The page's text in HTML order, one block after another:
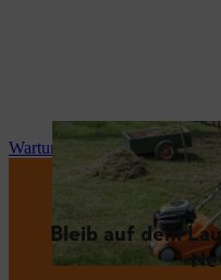
Wartung und Reparatur
Bleib auf dem